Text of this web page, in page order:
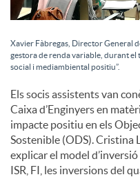
t
i
n
g
Xavier Fàbregas, Director General
gestora de renda variable, durant el
social i mediambiental positiu”.
Els socis assistents van
Caixa d’Enginyers en
impacte positiu en els
Sostenible (ODS). Cristina
explicar el model
ISR, FI, les inversions del